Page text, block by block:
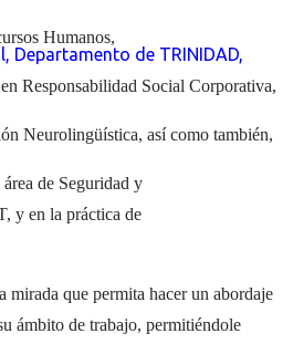
Departamento de TRINIDAD,
Humanos,
Responsabilidad Social Corporativa,
Neurolingüística, así como también,
de Seguridad y
y en la práctica de
que permita hacer un abordaje
ámbito de trabajo, permitiéndole